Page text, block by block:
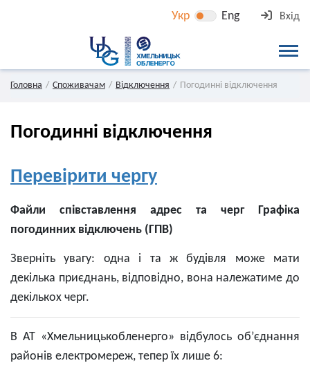
Укр Eng Вхід
Головна Споживачам Відключення Погодинні відключення
Погодинні відключення
Перевірити чергу
Файли співставлення адрес та черг Графіка
погодинних відключень (ГПВ)
Зверніть увагу: одна і та ж будівля може мати
декілька приєднань, відповідно, вона належатиме до
декількох черг.
В АТ «Хмельницькобленерго» відбулось об’єднання
районів електромереж, тепер їх лише 6: